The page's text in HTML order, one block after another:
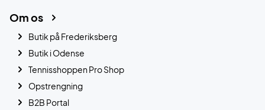
Om os
Butik på Frederiksberg
Butik i Odense
Tennisshoppen Pro Shop
Opstrengning
B2B Portal